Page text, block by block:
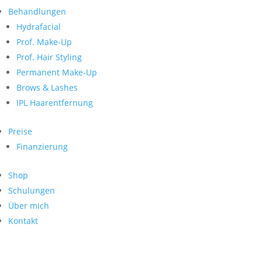
Behandlungen
Hydrafacial
Prof. Make-Up
Prof. Hair Styling
Permanent Make-Up
Brows & Lashes
IPL Haarentfernung
Preise
Finanzierung
Shop
Schulungen
Über mich
Kontakt
nach:
Neueste Kommentare
Archiv
Kategorien
Keine Kategorien
Meta
Anmelden
Feed der Einträge
WordPress.org
Search
nach:
Archive
Kontakt
Impressum
Datenschutz